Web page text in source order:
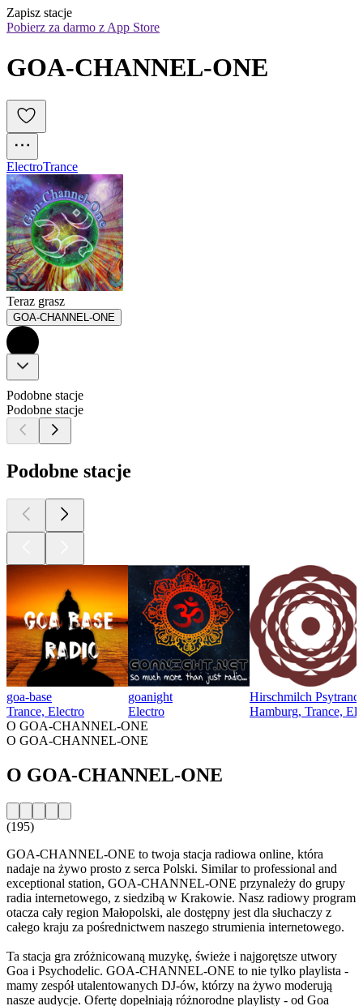
Zapisz stacje
Pobierz za darmo z App Store
GOA-CHANNEL-ONE
ElectroTrance
Teraz grasz
GOA-CHANNEL-ONE
Podobne stacje
Podobne stacje
Podobne stacje
goa-base
Trance, Electro
goanight
Electro
Hirschmilch
Hamburg, Trance,
O GOA-CHANNEL-ONE
O GOA-CHANNEL-ONE
O GOA-CHANNEL-ONE
(195)
GOA-CHANNEL-ONE to twoja stacja radiowa online, która
nadaje na żywo prosto z serca Polski. Similar to professional and
exceptional station, GOA-CHANNEL-ONE przynależy do grupy
radia internetowego, z siedzibą w Krakowie. Nasz radiowy program
otacza cały region Małopolski, ale dostępny jest dla słuchaczy z
całego kraju za pośrednictwem naszego strumienia internetowego.
Ta stacja gra zróżnicowaną muzykę, świeże i najgorętsze utwory
Goa i Psychodelic. GOA-CHANNEL-ONE to nie tylko playlista -
mamy zespół utalentowanych DJ-ów, którzy na żywo moderują
nasze audycje. Ofertę dopełniają różnorodne playlisty - od Goa